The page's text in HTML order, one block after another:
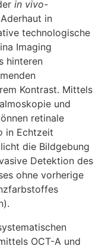
in vivo-
in
technologische
Imaging
hinteren
Kontrast. Mittels
und
retinale
in Echtzeit
die Bildgebung
Detektion des
ohne vorherige
OCT-A und